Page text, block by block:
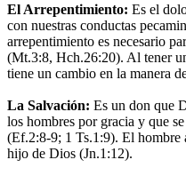
El Arrepentimiento: Es el
con nuestras conductas
arrepentimiento es necesario
(Mt.3:8, Hch.26:20). Al tener
tiene un cambio en la manera
La Salvación: Es un don que
los hombres por gracia y que
(Ef.2:8-9; 1 Ts.1:9). El hombre
hijo de Dios (Jn.1:12).